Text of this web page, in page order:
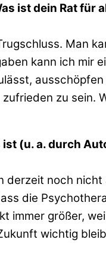
ist dein Rat für
Man
kann ich mir
zu sein.
(u. a. durch
noch
die
immer größer,
wichtig